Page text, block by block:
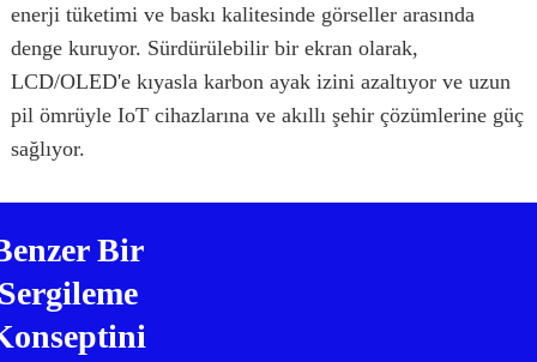
enerji tüketimi ve baskı kalitesinde görseller arasında
denge kuruyor. Sürdürülebilir bir ekran olarak,
LCD/OLED'e kıyasla karbon ayak izini azaltıyor ve uzun
pil ömrüyle IoT cihazlarına ve akıllı şehir çözümlerine güç
sağlıyor.
Bir